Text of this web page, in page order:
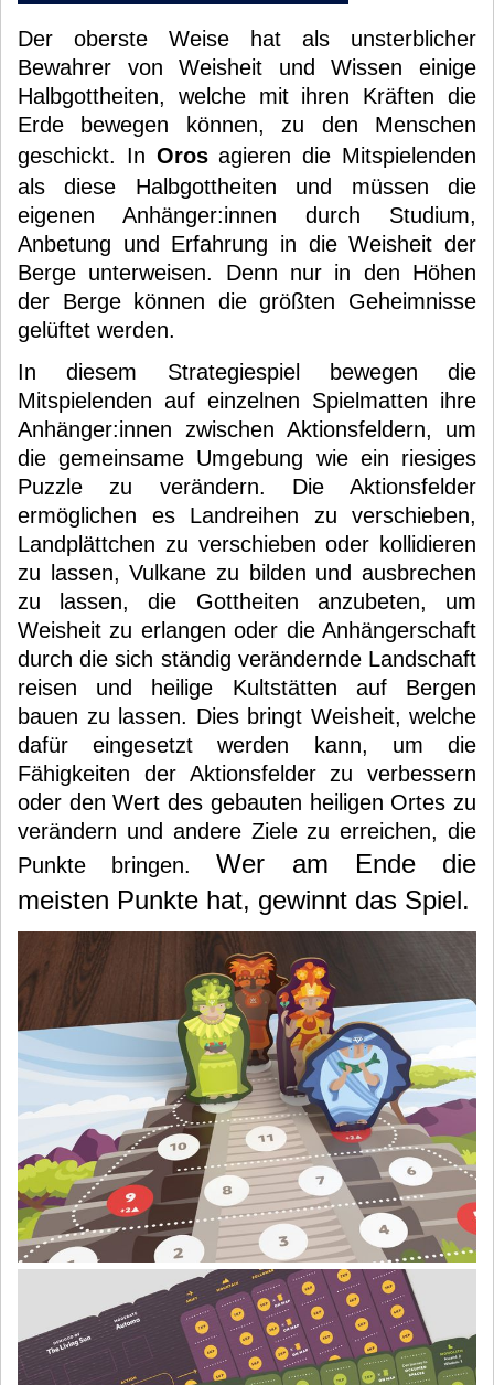
Der oberste Weise hat als unsterblicher
Bewahrer von Weisheit und Wissen einige
Halbgottheiten, welche mit ihren Kräften die
Erde bewegen können, zu den Menschen
geschickt. In Orosagieren die Mitspielenden
als diese Halbgottheiten und müssen die
eigenen Anhänger:innen durch Studium,
Anbetung und Erfahrung in die Weisheit der
Berge unterweisen. Denn nur in den Höhen
der Berge können die größten Geheimnisse
gelüftet werden.
In diesem Strategiespiel bewegen die
Mitspielenden auf einzelnen Spielmatten ihre
Anhänger:innen zwischen Aktionsfeldern, um
die gemeinsame Umgebung wie ein riesiges
Puzzle zu verändern. Die Aktionsfelder
ermöglichen es Landreihen zu verschieben,
Landplättchen zu verschieben oder kollidieren
zu lassen, Vulkane zu bilden und ausbrechen
zu lassen, die Gottheiten anzubeten, um
Weisheit zu erlangen oder die Anhängerschaft
durch die sich ständig verändernde Landschaft
reisen und heilige Kultstätten auf Bergen
bauen zu lassen. Dies bringt Weisheit, welche
dafür eingesetzt werden kann, um die
Fähigkeiten der Aktionsfelder zu verbessern
oder den Wert des gebauten heiligen Ortes zu
verändern und andere Ziele zu erreichen, die
Punkte bringen.Wer am Ende die
meisten Punkte hat, gewinnt das Spiel.